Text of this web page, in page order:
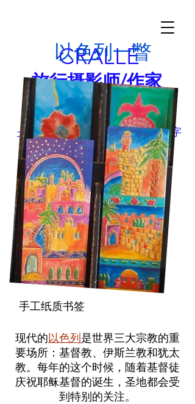
CRALLÉ
旅行摄影师/作家
追逐本质
一世nfo@garycralle.com|图片和文字
© 2022 Gary Crallé |版权所有
以色列一瞥
手工纸质书签
现代的以色列 是世界三大宗教的重
要场所：基督教、伊斯兰教和犹太
教。每年的这个时候，随着基督徒
庆祝耶稣基督的诞生，圣地都会受
到特别的关注。